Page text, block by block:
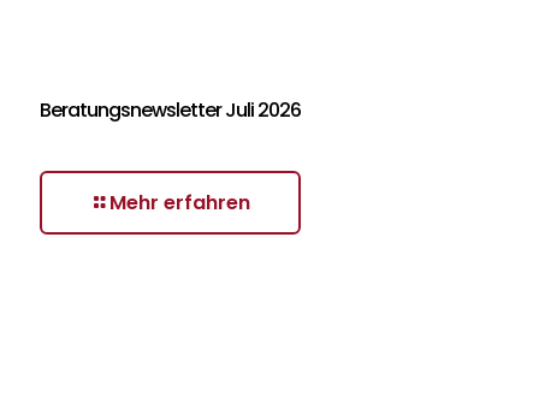
Beratungsnewsletter Juli 2026
Mehr erfahren